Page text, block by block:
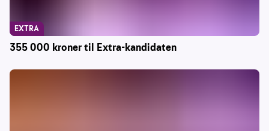
355 000 kroner til Extra-kandidaten
EXTRA